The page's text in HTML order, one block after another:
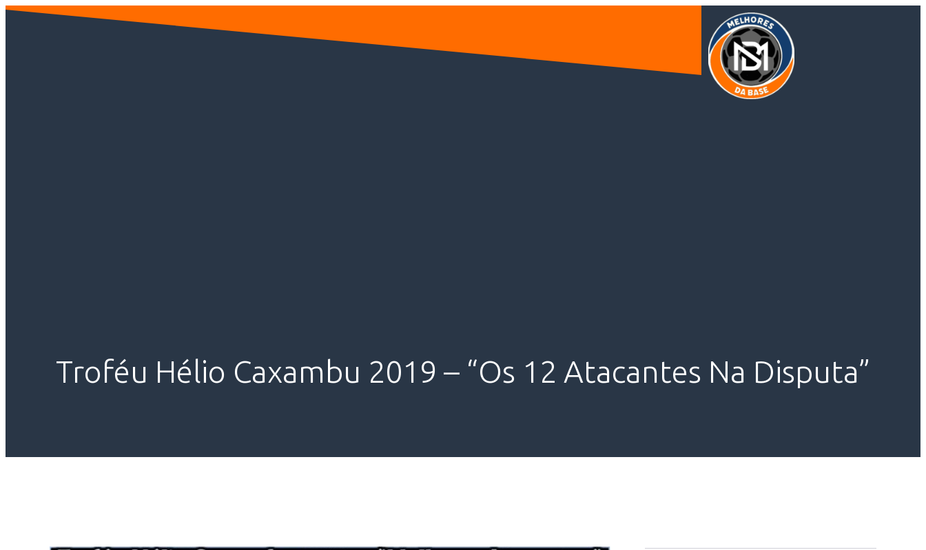
Troféu Hélio Caxambu 2019 – “Os 12 Atacantes Na Disputa”